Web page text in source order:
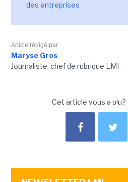
des entreprises
Article rédigé par
Maryse Gros
Journaliste, chef de rubrique LMI
Cet article vous a plu?